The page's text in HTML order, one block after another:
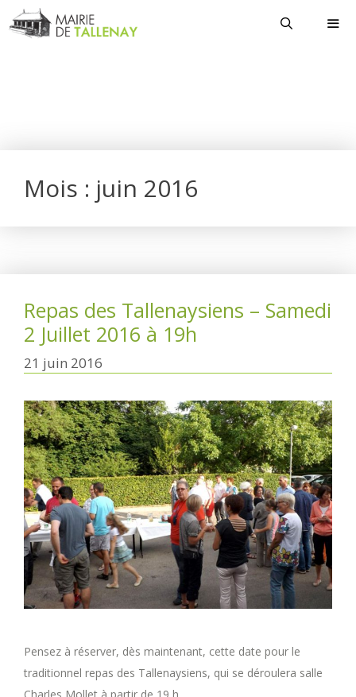
Aller
au
Mois : juin 2016
Repas des Tallenaysiens – Samedi
2 Juillet 2016 à 19h
21 juin 2016
Pensez à réserver, dès maintenant, cette date pour le
traditionnel repas des Tallenaysiens, qui se déroulera salle
Charles Mollet à partir de 19 h.